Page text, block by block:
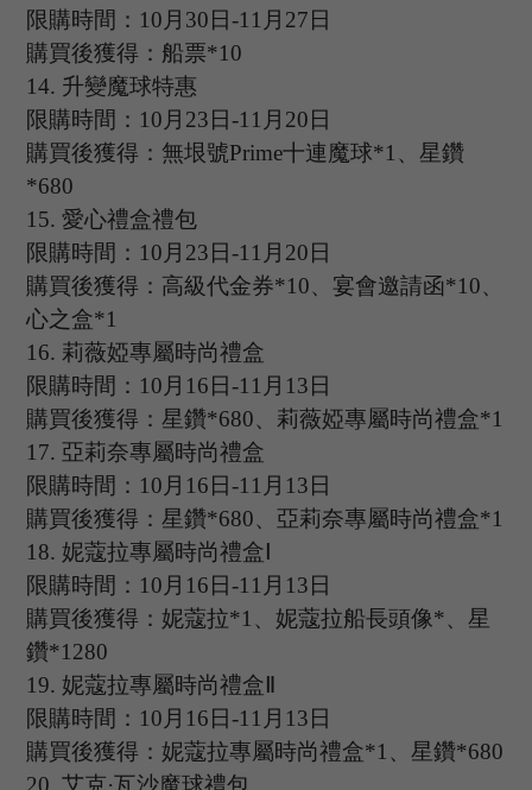
限購時間： 10 月 30日-11 月 27日
購買後獲得：船票*10
14. 升變魔球特惠
限購時間： 10 月 23日-11 月 20日
購買後獲得：無垠號Prime十連魔球*1、星鑽
*680
15. 愛心禮盒禮包
限購時間： 10 月 23日-11 月 20日
購買後獲得：高級代金券*10、宴會邀請函*10、
心之盒*1
16. 莉薇婭專屬時尚禮盒
限購時間： 10 月 16日-11 月 13日
購買後獲得：星鑽*680、莉薇婭專屬時尚禮盒*1
17. 亞莉奈專屬時尚禮盒
限購時間： 10 月 16日-11 月 13日
購買後獲得：星鑽*680、亞莉奈專屬時尚禮盒*1
18. 妮蔻拉專屬時尚禮盒Ⅰ
限購時間： 10 月 16日-11 月 13日
購買後獲得：妮蔻拉*1、妮蔻拉船長頭像*、星
鑽*1280
19. 妮蔻拉專屬時尚禮盒Ⅱ
限購時間： 10 月 16日-11 月 13日
購買後獲得：妮蔻拉專屬時尚禮盒*1、星鑽*680
20. 艾克·瓦沙魔球禮包